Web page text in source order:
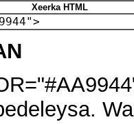
Xeerka HTML